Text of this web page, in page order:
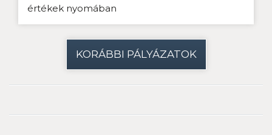
értékek nyomában
KORÁBBI PÁLYÁZATOK